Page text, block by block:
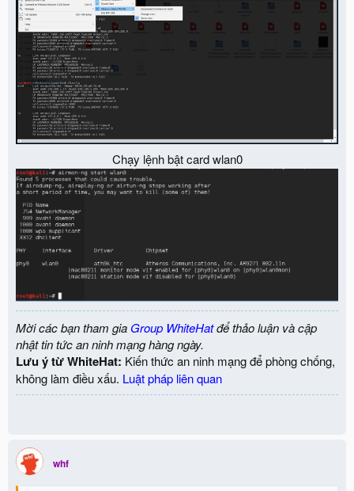
Chạy lệnh bật card wlan0​
Mời các bạn tham gia Group WhiteHatđể thảo luận và cập
nhật tin tức an ninh mạng hàng ngày.
Lưu ý từ WhiteHat: Kiến thức an ninh mạng để phòng chống,
không làm điều xấu. Luật pháp liên quan
whf